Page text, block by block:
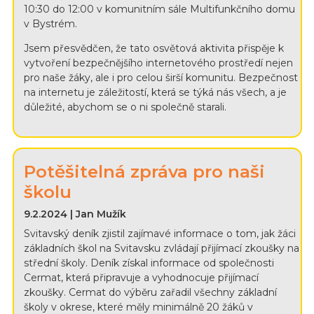
10:30 do 12:00 v komunitním sále Multifunkčního domu
v Bystrém.
Jsem přesvědčen, že tato osvětová aktivita přispěje k
vytvoření bezpečnějšího internetového prostředí nejen
pro naše žáky, ale i pro celou širší komunitu. Bezpečnost
na internetu je záležitostí, která se týká nás všech, a je
důležité, abychom se o ni společně starali.
Potěšitelná zpráva pro naši
školu
9.2.2024 | Jan Mužík
Svitavský deník zjistil zajímavé informace o tom, jak žáci
základních škol na Svitavsku zvládají přijímací zkoušky na
střední školy. Deník získal informace od společnosti
Cermat, která připravuje a vyhodnocuje přijímací
zkoušky. Cermat do výběru zařadil všechny základní
školy v okrese, které měly minimálně 20 žáků v